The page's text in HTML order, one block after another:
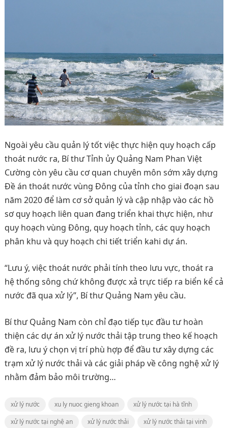
Ngoài yêu cầu quản lý tốt việc thực hiện quy hoạch cấp
thoát nước ra, Bí thư Tỉnh ủy Quảng Nam Phan Việt
Cường còn yêu cầu cơ quan chuyên môn sớm xây dựng
Đề án thoát nước vùng Đông của tỉnh cho giai đoạn sau
năm 2020 để làm cơ sở quản lý và cập nhập vào các hồ
sơ quy hoạch liên quan đang triển khai thực hiện, như
quy hoạch vùng Đông, quy hoạch tỉnh, các quy hoạch
phân khu và quy hoạch chi tiết triển kahi dự án.
“Lưu ý, việc thoát nước phải tính theo lưu vực, thoát ra
hệ thống sông chứ không được xả trực tiếp ra biển kể cả
nước đã qua xử lý”, Bí thư Quảng Nam yêu cầu.
Bí thư Quảng Nam còn chỉ đạo tiếp tục đầu tư hoàn
thiện các dự án xử lý nước thải tập trung theo kế hoạch
đề ra, lưu ý chọn vị trí phù hợp để đầu tư xây dựng các
trạm xử lý nước thải và các giải pháp về công nghệ xử lý
nhằm đảm bảo môi trường…
xử lý nước xu ly nuoc gieng khoan
xử lý nước tại hà tĩnh
xử lý nước tại nghệ an
xử lý nước thải
xử lý nước thải tại vinh